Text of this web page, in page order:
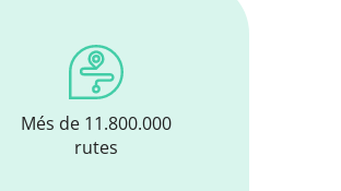
Més de 11.800.000
rutes